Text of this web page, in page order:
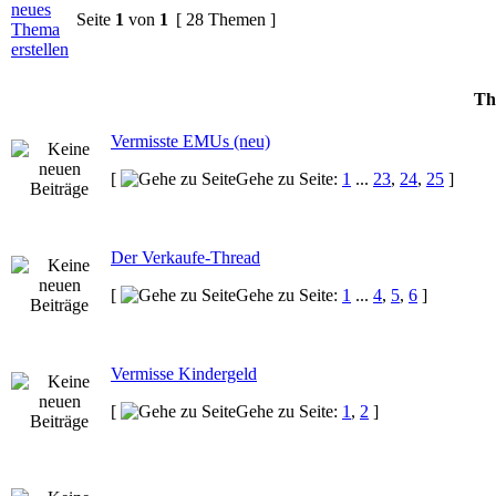
Seite 1 von 1 [ 28 Themen ]
Vermisste EMUs (neu)
[
Gehe zu Seite: 1 ... 23, 24, 25 ]
Der Verkaufe-Thread
[
Gehe zu Seite: 1 ... 4, 5, 6 ]
Vermisse Kindergeld
[
Gehe zu Seite: 1 , 2 ]